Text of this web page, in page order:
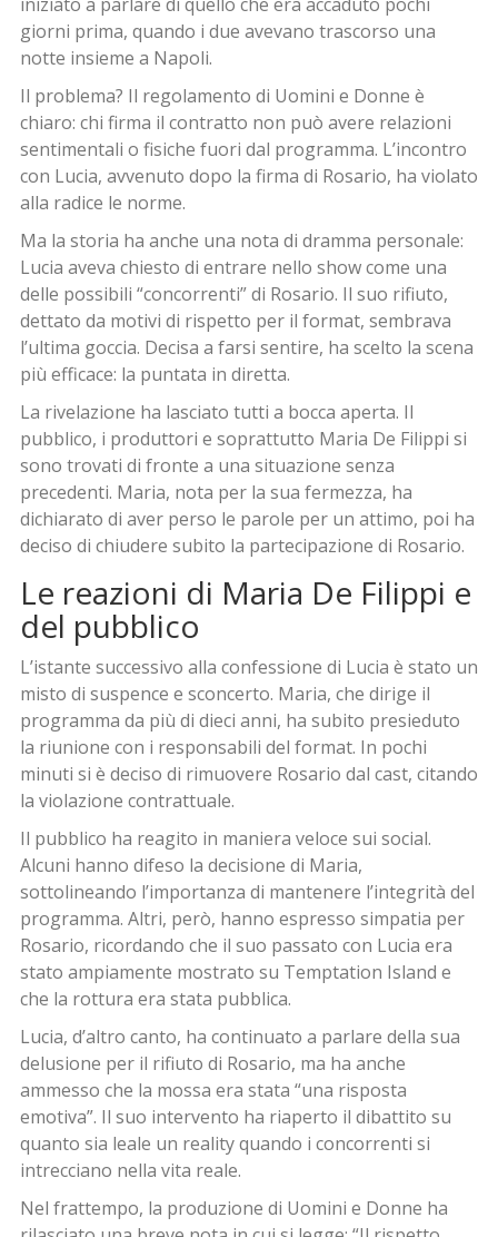
giorni prima, quando i due avevano trascorso una
notte insieme a Napoli.
Il problema? Il regolamento di Uomini e Donne è
chiaro: chi firma il contratto non può avere relazioni
sentimentali o fisiche fuori dal programma. L’incontro
con Lucia, avvenuto dopo la firma di Rosario, ha violato
alla radice le norme.
Ma la storia ha anche una nota di dramma personale:
Lucia aveva chiesto di entrare nello show come una
delle possibili “concorrenti” di Rosario. Il suo rifiuto,
dettato da motivi di rispetto per il format, sembrava
l’ultima goccia. Decisa a farsi sentire, ha scelto la scena
più efficace: la puntata in diretta.
La rivelazione ha lasciato tutti a bocca aperta. Il
pubblico, i produttori e soprattutto Maria De Filippi si
sono trovati di fronte a una situazione senza
precedenti. Maria, nota per la sua fermezza, ha
dichiarato di aver perso le parole per un attimo, poi ha
deciso di chiudere subito la partecipazione di Rosario.
Le reazioni di Maria De Filippi e
del pubblico
L’istante successivo alla confessione di Lucia è stato un
misto di suspence e sconcerto. Maria, che dirige il
programma da più di dieci anni, ha subito presieduto
la riunione con i responsabili del format. In pochi
minuti si è deciso di rimuovere Rosario dal cast, citando
la violazione contrattuale.
Il pubblico ha reagito in maniera veloce sui social.
Alcuni hanno difeso la decisione di Maria,
sottolineando l’importanza di mantenere l’integrità del
programma. Altri, però, hanno espresso simpatia per
Rosario, ricordando che il suo passato con Lucia era
stato ampiamente mostrato su Temptation Island e
che la rottura era stata pubblica.
Lucia, d’altro canto, ha continuato a parlare della sua
delusione per il rifiuto di Rosario, ma ha anche
ammesso che la mossa era stata “una risposta
emotiva”. Il suo intervento ha riaperto il dibattito su
quanto sia leale un reality quando i concorrenti si
intrecciano nella vita reale.
Nel frattempo, la produzione di Uomini e Donne ha